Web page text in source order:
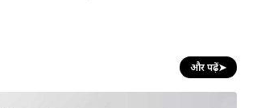
और पढ़ें➤